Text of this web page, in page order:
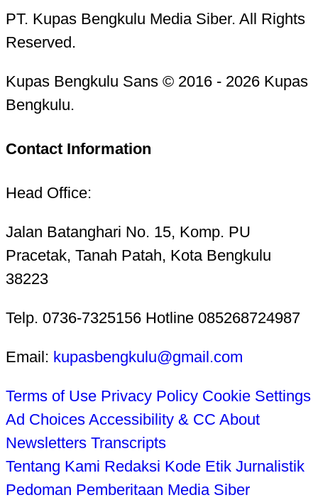
PT. Kupas Bengkulu Media Siber. All Rights
Reserved.
Kupas Bengkulu Sans © 2016 - 2026 Kupas
Bengkulu.
Contact Information
Head Office:
Jalan Batanghari No. 15, Komp. PU
Pracetak, Tanah Patah, Kota Bengkulu
38223
Telp. 0736-7325156 Hotline 085268724987
Email: kupasbengkulu@gmail.com
Terms of Use Privacy Policy Cookie Settings
Ad Choices Accessibility & CC About
Newsletters Transcripts
Tentang Kami Redaksi Kode Etik Jurnalistik
Pedoman Pemberitaan Media Siber